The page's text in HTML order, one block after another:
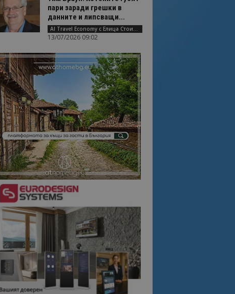
пари заради грешки в
данните и липсващи...
AI Travel Economy с Елица Стоилова
13/07/2026 09:02